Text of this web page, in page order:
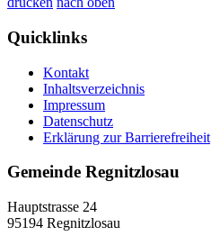
Quicklinks
Kontakt
Inhaltsverzeichnis
Impressum
Datenschutz
Erklärung zur Barrierefreiheit
Gemeinde Regnitzlosau
Hauptstrasse 24
95194 Regnitzlosau